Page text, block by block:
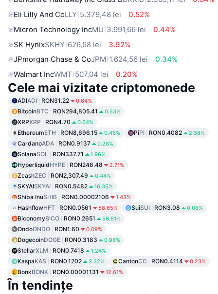
Eli Lilly And CoLLY 5.379,48 lei
0.52%
Micron Technology IncMU 3.991,66 lei
0.44%
SK HynixSKHY 626,68 lei
3.92%
JPmorgan Chase & CoJPM 1.624,56 lei
0.34%
Walmart IncWMT 507,04 lei 0.20%
Cele mai vizitate criptomonede
ADIADI RON31.22 0.64%
BitcoinBTC RON294,805.41 0.53%
XRPXRP RON4.70 0.64%
EthereumETH RON8,696.15 0.46% PiPI RON0.4082 2.38%
CardanoADA RON0.9137 0.28%
SolanaSOL RON337.71 1.96%
HyperliquidHYPE RON246.48 2.71%
ZcashZEC RON2,307.49 0.44%
SKYAISKYAI RON0.5482 16.35%
Shiba InuSHIB RON0.00002106 1.43%
HashflowHFT RON0.0561 58.65% SuiSUI RON3.08 0.08%
BiconomyBICO RON0.2651 56.61%
OndoONDO RON1.60 0.09%
DogecoinDOGE RON0.3183 0.98%
StellarXLM RON0.7418 1.24%
KaspaKAS RON0.1202 3.32% CantonCC RON0.4114 0.23%
BonkBONK RON0.00001131 12.61%
În tendințe